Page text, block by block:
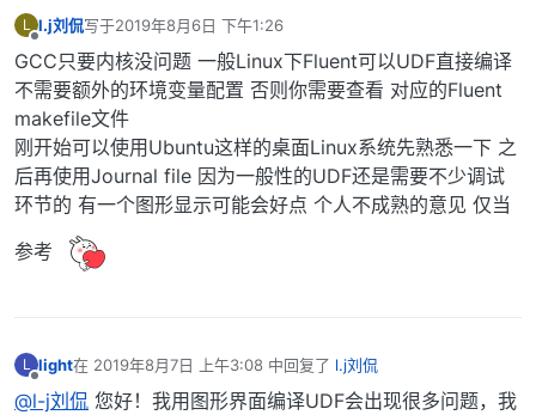
L l.j刘侃写于2019年8月6日 下午1:26
最后由 编辑
GCC只要内核没问题 一般Linux下Fluent可以UDF直接编译
不需要额外的环境变量配置 否则你需要查看 对应的Fluent
makefile文件
刚开始可以使用Ubuntu这样的桌面Linux系统先熟悉一下 之
后再使用Journal file 因为一般性的UDF还是需要不少调试
环节的 有一个图形显示可能会好点 个人不成熟的意见 仅当
参考
L
离线
light在 2019年8月7日 上午3:08 中回复了 l.j刘侃
最后由 编辑
@l-j刘侃 您好！我用图形界面编译UDF会出现很多问题，我